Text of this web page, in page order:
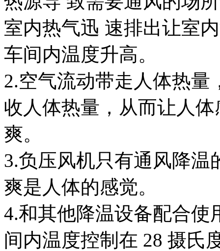
室内热气迅 速排出让室
车间内温度升高。
2.空气流动带走人体热
收人体热量，从而让人
爽。
3.负压风机只有通风降
爽是人体的感觉。
4.和其他降温设备配合使
间内温度控制在 28 摄氏